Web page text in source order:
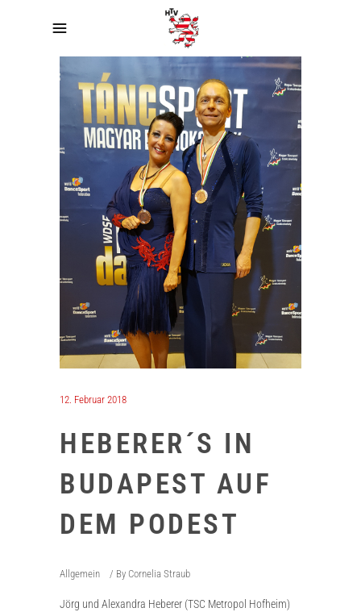
12. Februar 2018
HEBERER´S IN
BUDAPEST AUF
DEM PODEST
Allgemein By Cornelia Straub
Jörg und Alexandra Heberer (TSC Metropol Hofheim)